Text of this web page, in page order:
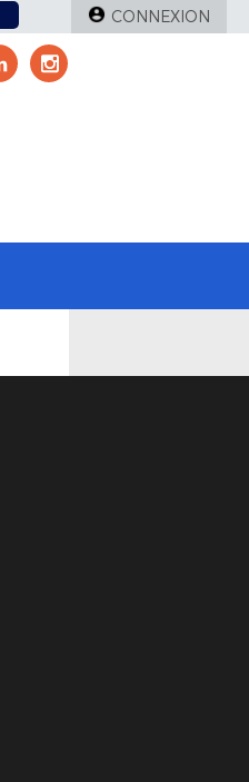
CONNEXION